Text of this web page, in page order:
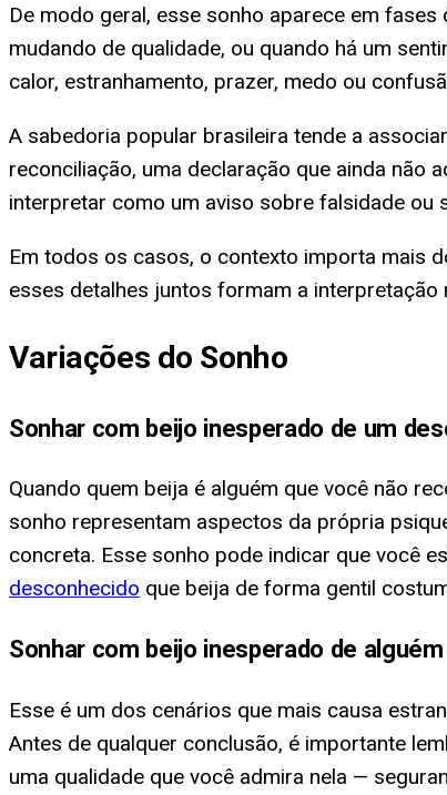
De modo geral, esse sonho aparece em
mudando de qualidade, ou quando há um
calor, estranhamento, prazer, medo ou
A sabedoria popular brasileira tende a
reconciliação, uma declaração que ainda não
interpretar como um aviso sobre falsidade ou
Em todos os casos, o contexto importa mais
esses detalhes juntos formam a
Variações do Sonho
Sonhar com beijo inesperado de um
Quando quem beija é alguém que você não
sonho representam aspectos da própria
concreta. Esse sonho pode indicar que você
desconhecido que beija de forma gentil
Sonhar com beijo inesperado de
Esse é um dos cenários que mais causa
Antes de qualquer conclusão, é importante
uma qualidade que você admira nela —